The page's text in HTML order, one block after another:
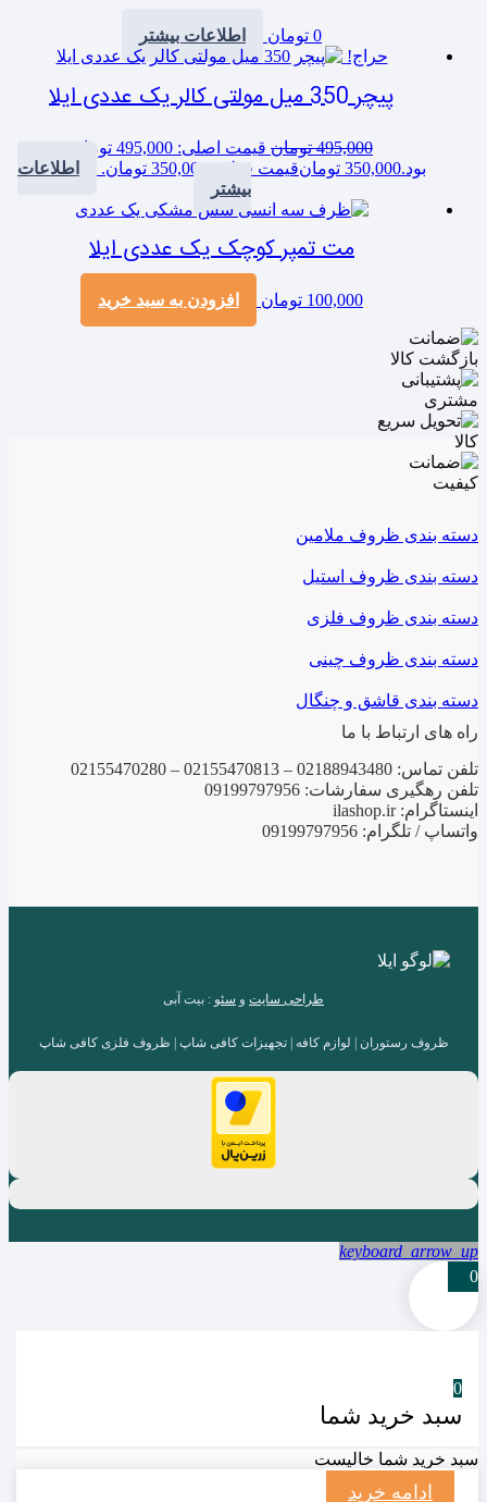
0 تومان
اطلاعات بیشتر
حراج!
پیچر 350 میل مولتی کالر یک عددی ایلا
495,000 تومان
قیمت اصلی: 495,000 تومان
بود.350,000 تومانقیمت فعلی: 350,000 تومان.
اطلاعات
بیشتر
مت تمپر کوچک یک عددی ایلا
100,000 تومان افزودن به سبد خرید
دسته بندی ظروف ملامین
دسته بندی ظروف استیل
دسته بندی ظروف فلزی
دسته بندی ظروف چینی
دسته بندی قاشق و چنگال
راه های ارتباط با ما
تلفن تماس: 02188943480 – 02155470813 – 02155470280
تلفن رهگیری سفارشات: 09199797956
اینستاگرام: ilashop.ir
واتساپ / تلگرام: 09199797956
طراحی سایت و سئو : بیت آبی
ظروف رستوران | لوازم کافه | تجهیزات کافی شاپ | ظروف فلزی کافی شاپ
keyboard_arrow_up
0
0
سبد خرید شما
سبد خرید شما خالیست
ادامه خرید